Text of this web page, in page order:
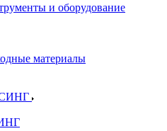
и оборудование
материалы